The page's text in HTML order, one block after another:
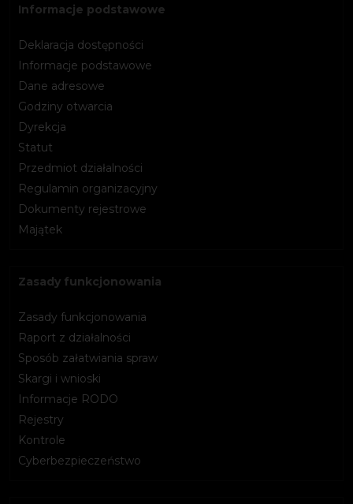
Informacje podstawowe
Deklaracja dostępności
Informacje podstawowe
Dane adresowe
Godziny otwarcia
Dyrekcja
Statut
Przedmiot działalności
Regulamin organizacyjny
Dokumenty rejestrowe
Majątek
Zasady funkcjonowania
Zasady funkcjonowania
Raport z działalności
Sposób załatwiania spraw
Skargi i wnioski
Informacje RODO
Rejestry
Kontrole
Cyberbezpieczeństwo